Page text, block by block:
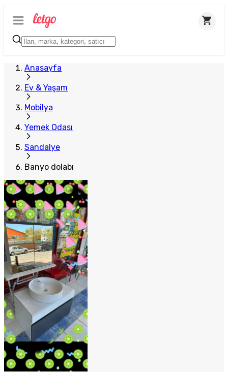
Anasayfa
Ev & Yaşam
Mobilya
Yemek Odası
Sandalye
Banyo dolabı
Plus Satıcı